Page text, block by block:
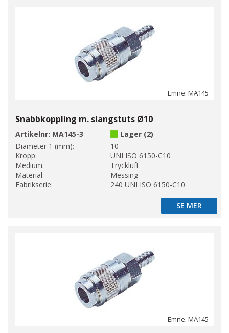
Emne: MA145
Snabbkoppling m. slangstuts Ø10
Artikelnr: MA145-3
Lager (2)
Diameter 1 (mm):
10
Kropp:
UNI ISO 6150-C10
Medium:
Tryckluft
Material:
Messing
Fabrikserie:
240 UNI ISO 6150-C10
SE MER
SE MER
Emne: MA145